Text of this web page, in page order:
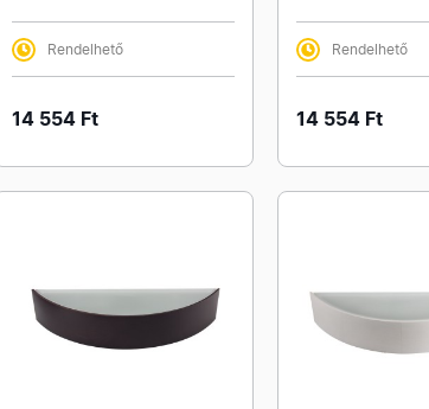
Rendelhető
14 554 Ft
Rendelhető
14 554 Ft